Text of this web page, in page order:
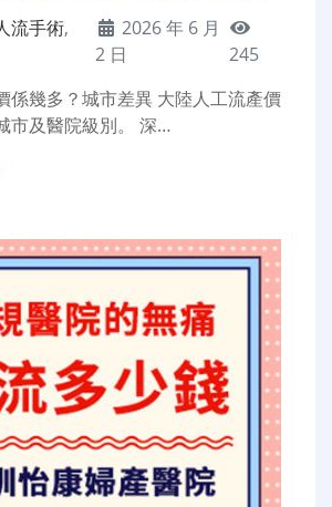
流手術,
2026 年 6 月
2 日
245
係幾多？城市差異 大陸人工流產價
市及醫院級別。 深…